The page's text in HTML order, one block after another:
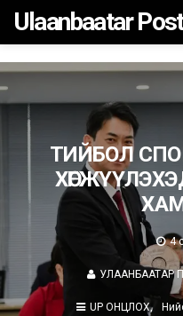
Ulaanbaatar Post
ТИЙБОЛ
4
УЛААНБААТАР
UP ОНЦЛОХ